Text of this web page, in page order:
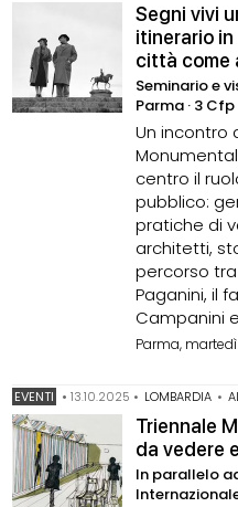
Segni vivi
itinerario
città come
Seminario e
Parma · 3 Cfp
Un incontro
centro il
pubblico:
pratiche di
architetti,
percorso
Paganini, il
Campanini
Parma, martedì
EVENTI •13.10.2025 • LOMBARDIA •
Triennale
da vedere
In parallelo